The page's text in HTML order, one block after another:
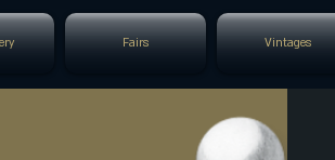
Fairs Vintages